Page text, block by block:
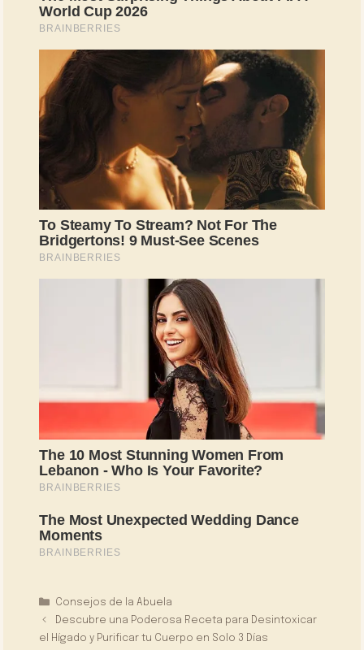
Categorías
Consejos de la Abuela
Descubre una Poderosa Receta para Desintoxicar
el Hígado y Purificar tu Cuerpo en Solo 3 Días